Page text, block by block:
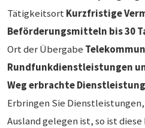
TätigkeitsortKurzfristige
Beförderungsmitteln bis 30
Ort der Übergabe
Rundfunkdienstleistungen
Weg erbrachte
Erbringen Sie
Ausland gelegen ist, so ist